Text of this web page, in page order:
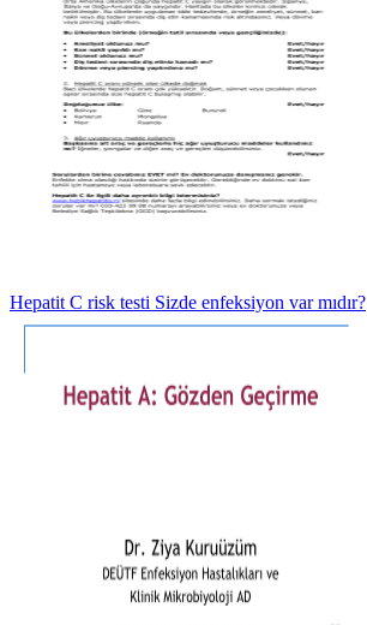
Hepatit C risk testi Sizde enfeksiyon var mıdır?